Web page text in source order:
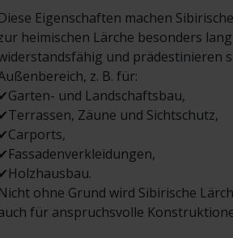
Eigenschaften machen
heimischen Lärche besonders
und prädestinieren
z. B. für:
Garten- und Landschaftsbau,
Terrassen, Zäune und Sichtschutz,
Carports,
Fassadenverkleidungen,
Holzhausbau.
ohne Grund wird Sibirische
für anspruchsvolle